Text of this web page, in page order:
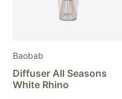
Baobab
Diffuser All Seasons
White Rhino